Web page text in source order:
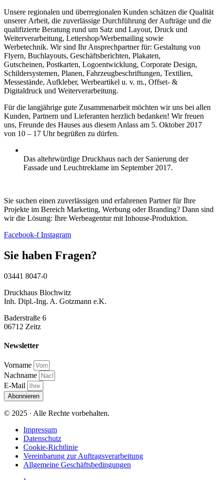
Unsere regionalen und überregionalen Kunden schätzen die Qualität
unserer Arbeit, die zuverlässige Durchführung der Aufträge und die
qualifizierte Beratung rund um Satz und Layout, Druck und
Weiterverarbeitung, Lettershop/Werbemailing sowie
Werbetechnik. Wir sind Ihr Ansprechpartner für: Gestaltung von
Flyern, Buchlayouts, Geschäftsberichten, Plakaten,
Gutscheinen, Postkarten, Logoentwicklung, Corporate Design,
Schildersystemen, Planen, Fahrzeugbeschriftungen, Textilien,
Messestände, Aufkleber, Werbeartikel u. v. m., Offset- &
Digitaldruck und Weiterverarbeitung.
Für die langjährige gute Zusammenarbeit möchten wir uns bei allen
Kunden, Partnern und Lieferanten herzlich bedanken! Wir freuen
uns, Freunde des Hauses aus diesem Anlass am 5. Oktober 2017
von 10 – 17 Uhr begrüßen zu dürfen.
Das altehrwürdige Druckhaus nach der Sanierung der
Fassade und Leuchtreklame im September 2017.
Sie suchen einen zuverlässigen und erfahrenen Partner für Ihre
Projekte im Bereich Marketing, Werbung oder Branding? Dann sind
wir die Lösung: Ihre Werbeagentur mit Inhouse-Produktion.
Facebook-f Instagram
Sie haben Fragen?
03441 8047-0
Druckhaus Blochwitz
Inh. Dipl.-Ing. A. Gotzmann e.K.
Baderstraße 6
06712 Zeitz
Newsletter
Vorname
Nachname
E-Mail
Abonnieren
© 2025 · Alle Rechte vorbehalten.
Impressum
Datenschutz
Cookie-Richtlinie
Vereinbarung zur Auftragsverarbeitung
Allgemeine Geschäftsbedingungen